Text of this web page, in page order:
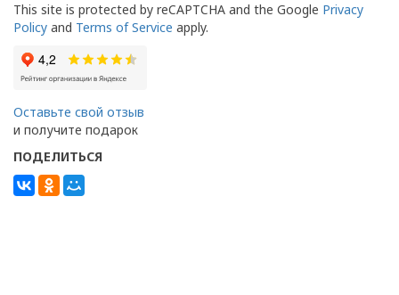
This site is protected by reCAPTCHA and the Google Privacy
Policy and Terms of Service apply.
Оставьте свой отзыв
и получите подарок
ПОДЕЛИТЬСЯ